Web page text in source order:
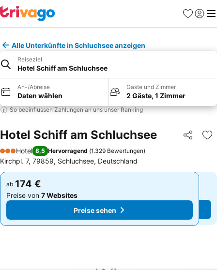
Favoriten
Alle Unterkünfte in Schluchsee anzeigen
Reiseziel
Hotel Schiff am Schluchsee
An-/Abreise
Daten wählen
Gäste und Zimmer
2 Gäste, 1 Zimmer
So beeinflussen Zahlungen an uns unser Ranking
Hotel Schiff am Schluchsee Teilen
3 Sterne
Hotel 8,5 Hervorragend (1.329 Bewertungen)
Kirchpl. 7, 79859, Schluchsee, Deutschland
ab 174 €
Preise von 7 Websites
Preise sehen
ab 174 €
Preise von 7 Websites
Preise sehen